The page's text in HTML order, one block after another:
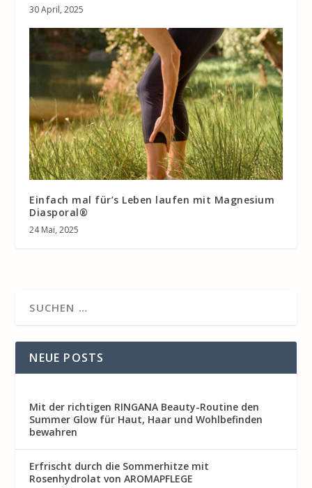
30 April, 2025
Einfach mal für’s Leben laufen mit Magnesium
Diasporal®
24 Mai, 2025
NEUE POSTS
Mit der richtigen RINGANA Beauty-Routine den
Summer Glow für Haut, Haar und Wohlbefinden
bewahren
Erfrischt durch die Sommerhitze mit
Rosenhydrolat von AROMAPFLEGE